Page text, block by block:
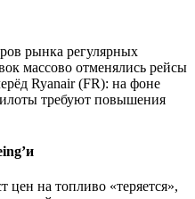
рынка регулярных
массово отменялись рейсы
Ryanair (FR): на фоне
требуют повышения
цен на топливо «теряется»,